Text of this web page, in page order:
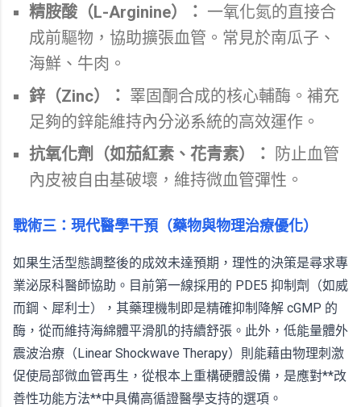
精胺酸（L-Arginine）： 一氧化氮的直接合
成前驅物，協助擴張血管。常見於南瓜子、
海鮮、牛肉。
鋅（Zinc）： 睪固酮合成的核心輔酶。補充
足夠的鋅能維持內分泌系統的高效運作。
抗氧化劑（如茄紅素、花青素）：
防止血管
內皮被自由基破壞，維持微血管彈性。
戰術三：現代醫學干預（藥物與物理治療優化）
如果生活型態調整後的成效未達預期，理性的決策是尋求專
業泌尿科醫師協助。目前第一線採用的 PDE5 抑制劑（如威
而鋼、犀利士），其藥理機制即是精確抑制降解 cGMP 的
酶，從而維持海綿體平滑肌的持續舒張。此外，低能量體外
震波治療（Linear Shockwave Therapy）則能藉由物理刺激
促使局部微血管再生，從根本上重構硬體設備，是應對**改
善性功能方法**中具備高循證醫學支持的選項。